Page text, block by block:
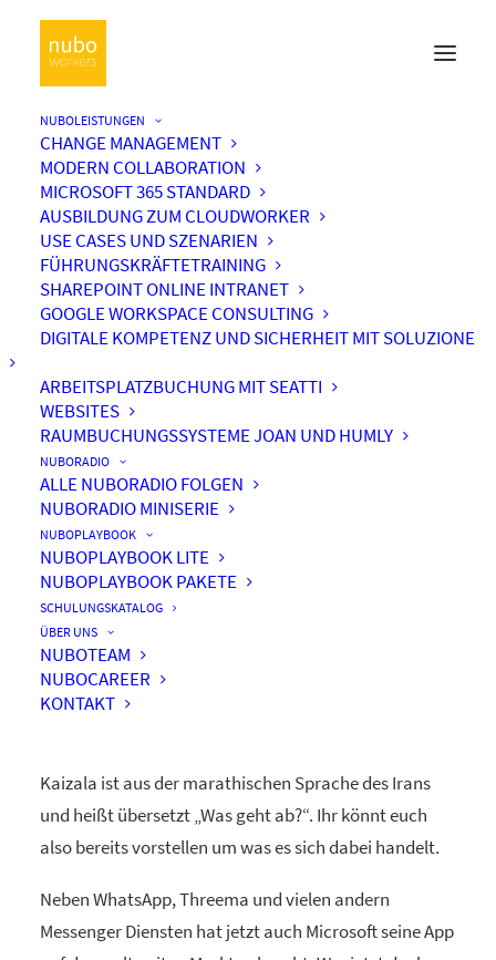
NUBOLEISTUNGEN
CHANGE MANAGEMENT
MODERN COLLABORATION
MICROSOFT 365 STANDARD
AUSBILDUNG ZUM CLOUDWORKER
USE CASES UND SZENARIEN
FÜHRUNGSKRÄFTETRAINING
SHAREPOINT ONLINE INTRANET
GOOGLE WORKSPACE CONSULTING
DIGITALE KOMPETENZ UND SICHERHEIT MIT SOLUZIONE
ARBEITSPLATZBUCHUNG MIT SEATTI
WEBSITES
RAUMBUCHUNGSSYSTEME JOAN UND HUMLY
NUBORADIO
ALLE NUBORADIO FOLGEN
NUBORADIO MINISERIE
NUBOPLAYBOOK
NUBOPLAYBOOK LITE
NUBOPLAYBOOK PAKETE
SCHULUNGSKATALOG
ÜBER UNS
NUBOTEAM
NUBOCAREER
KONTAKT
Kaizala – die Alternative zu
Whatsapp für die
Geschäftswelt
Kaizala ist aus der marathischen Sprache des Irans
und heißt übersetzt „Was geht ab?“. Ihr könnt euch
also bereits vorstellen um was es sich dabei handelt.
Neben WhatsApp, Threema und vielen andern
Messenger Diensten hat jetzt auch Microsoft seine App